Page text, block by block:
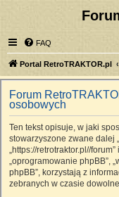
FAQ
Portal RetroTRAKTOR.pl
Forum
osobowych
Ten tekst opisuje, w jaki
stowarzyszone zwane dalej
„https://retrotraktor.pl//
„oprogramowanie phpBB”,
phpBB”, korzystają z
zebranych w czasie